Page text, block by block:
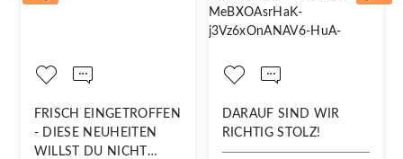
FRISCH EINGETROFFEN
- DIESE NEUHEITEN
WILLST DU NICHT
DARAUF SIND WIR
RICHTIG STOLZ!